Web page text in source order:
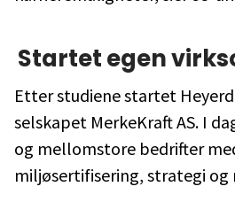
Startet egen
Etter studiene startet
selskapet MerkeKraft AS. I
og mellomstore bedrifter
miljøsertifisering, strategi og